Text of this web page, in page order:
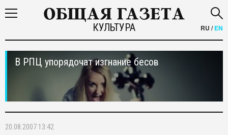
КУЛЬТУРА RU /EN
В РПЦ упорядочат изгнание бесов
20.08.2007 13:42